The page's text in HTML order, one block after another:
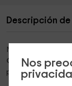
Nos
Descripción de
Nuestra vivienda
Girona,
población de